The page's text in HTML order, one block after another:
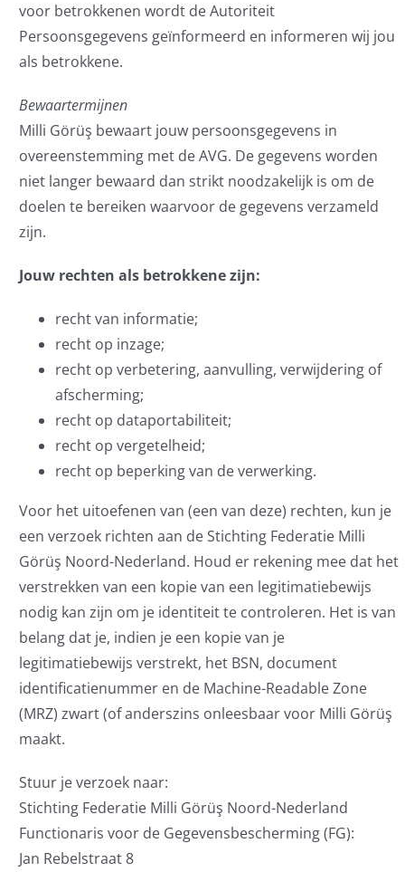
voor betrokkenen wordt de Autoriteit
Persoonsgegevens geïnformeerd en informeren wij jou
als betrokkene.
Bewaartermijnen
Milli Görüş bewaart jouw persoonsgegevens in
overeenstemming met de AVG. De gegevens worden
niet langer bewaard dan strikt noodzakelijk is om de
doelen te bereiken waarvoor de gegevens verzameld
zijn.
Jouw rechten als betrokkene zijn:
recht van informatie;
recht op inzage;
recht op verbetering, aanvulling, verwijdering of
afscherming;
recht op dataportabiliteit;
recht op vergetelheid;
recht op beperking van de verwerking.
Voor het uitoefenen van (een van deze) rechten, kun je
een verzoek richten aan de Stichting Federatie Milli
Görüş Noord-Nederland. Houd er rekening mee dat het
verstrekken van een kopie van een legitimatiebewijs
nodig kan zijn om je identiteit te controleren. Het is van
belang dat je, indien je een kopie van je
legitimatiebewijs verstrekt, het BSN, document
identificatienummer en de Machine-Readable Zone
(MRZ) zwart (of anderszins onleesbaar voor Milli Görüş
maakt.
Stuur je verzoek naar:
Stichting Federatie Milli Görüş Noord-Nederland
Functionaris voor de Gegevensbescherming (FG):
Jan Rebelstraat 8